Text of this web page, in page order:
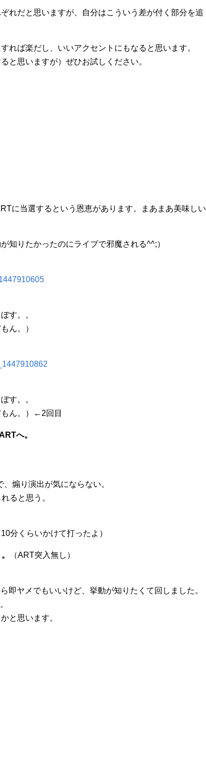
れだと思いますが、自分はこういう差が付く部分を追
れば楽だし、いいアクセントにもなると思います。
と思いますが）ぜひお試しください。
に当選するという恩恵があります。まあまあ美味しい
が知りたかったのにライブで邪魔される^^;）
す。。
ん。）
す。。
もん。）←2回目
へ。
煽り演出が気にならない。
ると思う。
10分くらいかけて打ったよ）
（ART突入無し）
即ヤメでもいいけど、挙動が知りたくて回しました。
と思います。